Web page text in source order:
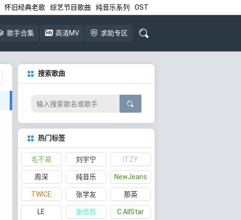
怀旧经典老歌 综艺节目歌曲 纯音乐系列 OST
歌手合集 高清MV 求助专区
搜索歌曲
热门标签
毛不易 刘宇宁 ITZY
周深 纯音乐 NewJeans
TWICE 张学友 那英
LE
张信哲 C AllStar